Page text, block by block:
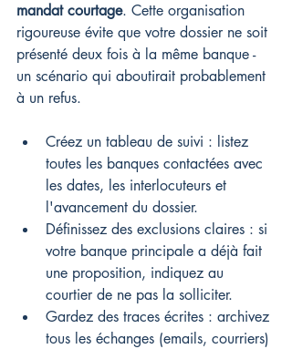
mandat courtage. Cette organisation
rigoureuse évite que votre dossier ne soit
présenté deux fois à la même banque -
un scénario qui aboutirait probablement
à un refus.
Créez un tableau de suivi : listez
toutes les banques contactées avec
les dates, les interlocuteurs et
l'avancement du dossier.
Définissez des exclusions claires : si
votre banque principale a déjà fait
une proposition, indiquez au
courtier de ne pas la solliciter.
Gardez des traces écrites : archivez
tous les échanges (emails, courriers)